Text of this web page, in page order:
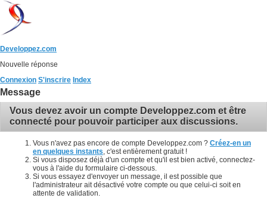
Developpez.com
Nouvelle réponse
Connexion S'inscrire Index
Message
Vous devez avoir un compte Developpez.com et être
connecté pour pouvoir participer aux discussions.
Vous n'avez pas encore de compte Developpez.com ? Créez-en un
en quelques instants , c'est entièrement gratuit !
Si vous disposez déjà d'un compte et qu'il est bien activé, connectez-
vous à l'aide du formulaire ci-dessous.
Si vous essayez d'envoyer un message, il est possible que
l'administrateur ait désactivé votre compte ou que celui-ci soit en
attente de validation.